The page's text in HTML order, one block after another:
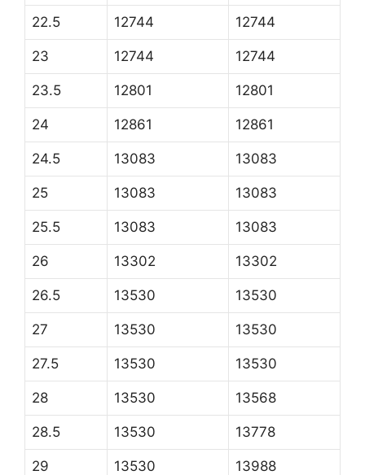
22.5 12744 12744
23 12744 12744
23.5 12801 12801
24 12861 12861
24.5 13083 13083
25 13083 13083
25.5 13083 13083
26 13302 13302
26.5 13530 13530
27 13530 13530
27.5 13530 13530
28 13530 13568
28.5 13530 13778
29 13530 13988